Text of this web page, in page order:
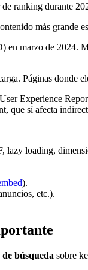
ranking durante
más grande
en marzo de 2024.
Páginas donde
Experience
que sí afecta
lazy loading,
).
etc.).
búsqueda sobre